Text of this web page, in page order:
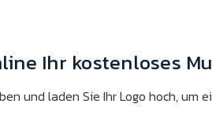
Ihr kostenloses
und laden Sie Ihr Logo hoch, um